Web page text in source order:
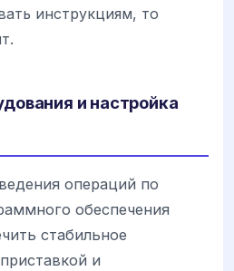
инструкциям, то
и настройка
операций по
обеспечения
стабильное
и